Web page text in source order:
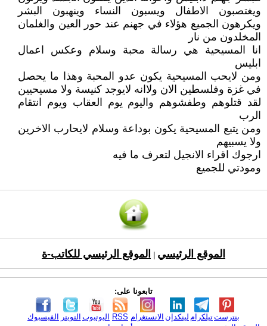
ويغتصبون الاطفال ويسبون النساء وينهبون البشر
ويكرهون الجميع هؤلاء في جهنم عند حور العين والغلمان
المخلدون من نار
انا المسيحية هي رسالة محبة وسلام وعكس اعمال
ابليس
ومن لايحب المسيحية يكون عدو المحبة وهذا ما يحصل
في غزة وفلسطين الان ولاانه لايوجد كنيسة ولا مسيحيين
لقد قتلوهم وطفشوهم واليوم يوم العقاب ويوم انتقام
الرب
ومن يتبع المسيحية يكون بوداعة وسلام لايحارب الاخرين
ولا يسبيهم
ارجوك اقراء الانجيل لتعرف ما فيه
ومودتي للجميع
الموقع الرئيسي الموقع الرئيسي للكاتب-ة
تابعونا على:
الفيسبوك التويتر اليوتيوب RSS الانستغرام لينكدإن تيلكرامبنترست